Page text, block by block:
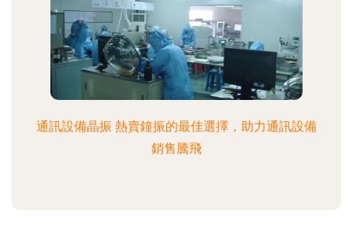
通訊設備晶振 熱賣鐘振的最佳選擇，助力通訊設備
銷售騰飛